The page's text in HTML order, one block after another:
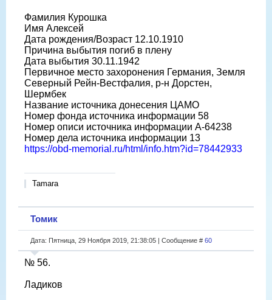
Фамилия Курошка
Имя Алексей
Дата рождения/Возраст 12.10.1910
Причина выбытия погиб в плену
Дата выбытия 30.11.1942
Первичное место захоронения Германия, Земля
Северный Рейн-Вестфалия, р-н Дорстен,
Шермбек
Название источника донесения ЦАМО
Номер фонда источника информации 58
Номер описи источника информации A-64238
Номер дела источника информации 13
https://obd-memorial.ru/html/info.htm?id=78442933
Tamara
Томик
Дата: Пятница, 29 Ноября 2019, 21:38:05 | Сообщение # 60
№ 56.
Ладиков